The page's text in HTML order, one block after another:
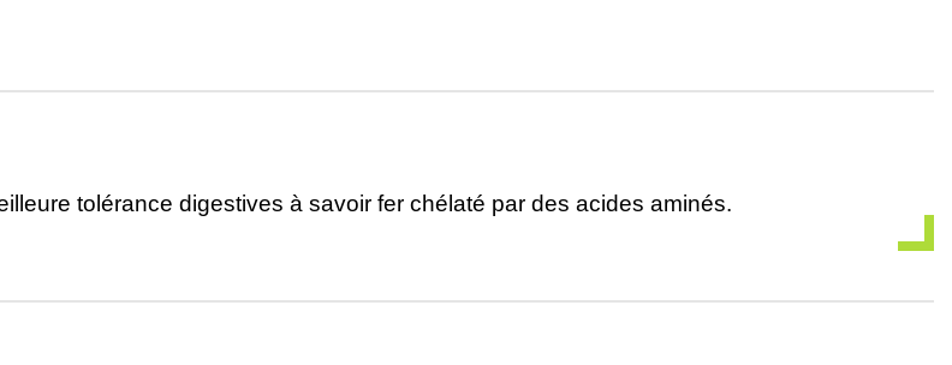
tolérance digestives à savoir fer chélaté par des acides aminés.